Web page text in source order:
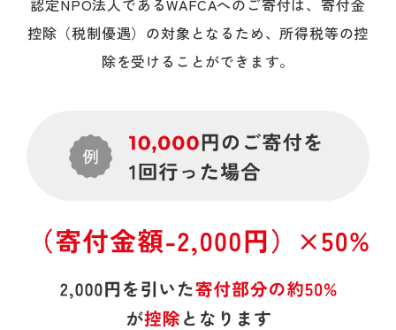
認定NPO法人であるWAFCAへのご寄付は、寄付金
控除（税制優遇）の対象となるため、所得税等の控
除を受けることができます。